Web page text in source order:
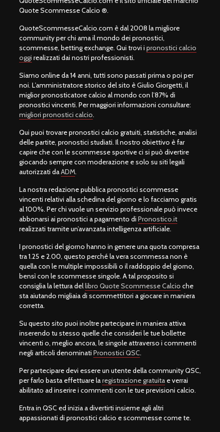
Quote Scommesse Calcio ®.
QuoteScommesseCalcio.com è dal 2008 la migliore
community per chi ama il mondo dei pronostici,
scommesse, betting exchange. Qui trovi i pronostici calcio
oggi realizzati dai nostri professionisti.
Siamo online da 14 anni, tutti sono passati prima o poi per
noi. L’amministratore storico del sito è Giulio Giorgetti, il
miglior pronosticatore calcio al mondo con l’87% di
pronostici vincenti. Per maggiori informazioni consultare:
migliori pronostici calcio.
Qui puoi trovare pronostici calcio gratuiti, statistiche, analisi
delle partite, pronostici studiati. Il nostro obiettivo è far
capire che con le scommesse sportive ci si può divertire
giocando sempre con moderazione e solo su siti legali
autorizzati daADM.
La nostra redazione pubblica pronostici scommesse
vincenti relativi alla schedina del giorno e lo facciamo gratis
al 100%. Per chi vuole un servizio professionale può invece
abbonarsi ai pronostici a pagamento di Pronostico.it
realizzati tramite un’avanzata intelligenza artificiale.
I pronostici del giorno hanno in genere una quota compresa
tra 1.25 e 2.00, questo perché la vera scommessa non è
quella con le multiple impossibili o il raddoppio del giorno,
bensì con le scommesse singole. A tal proposito si
consiglia la lettura dellibro Quote Scommesse Calcio che
sta aiutando migliaia di scommettitori a giocare in maniera
corretta.
Su questo sito puoi inoltre partecipare in maniera attiva
inserendo tu stesso quelle che consideri le tue bollette
vincenti o, meglio ancora, le singole attraverso i commenti
negli articoli denominati Pronostici QSC.
Per partecipare devi essere un utente della community QSC,
per farlo basta effettuare laregistrazione gratuita e verrai
abilitato ad inserire i commenti con le tue previsioni calcio.
Entra in QSC ed inizia a divertirti insieme agli altri
appassionati di pronostici calcio e scommesse come te.